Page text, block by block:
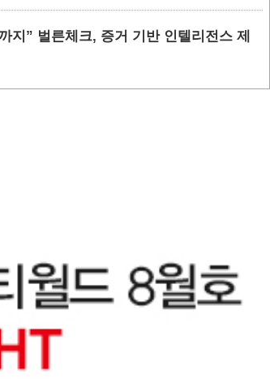
지” 벌른체크, 증거 기반 인텔리전스 제